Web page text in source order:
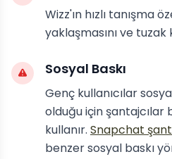
Wizz'ın hızlı tanışma
yaklaşmasını ve tuzak
Sosyal Baskı
Genç kullanıcılar
olduğu için şantajcılar
kullanır. Snapchat
benzer sosyal baskı